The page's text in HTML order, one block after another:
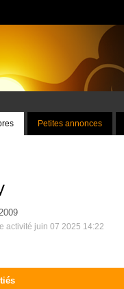
Petites annonces
activité juin 07 2025 14:22